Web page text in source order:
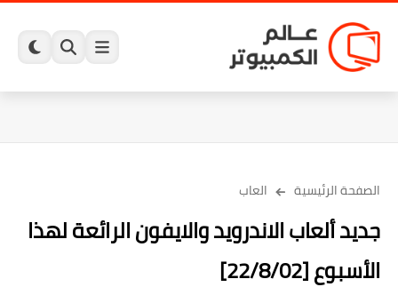
الصفحة الرئيسية العاب
جديد ألعاب الاندرويد والايفون الرائعة لهذا
الأسبوع [22/8/02]